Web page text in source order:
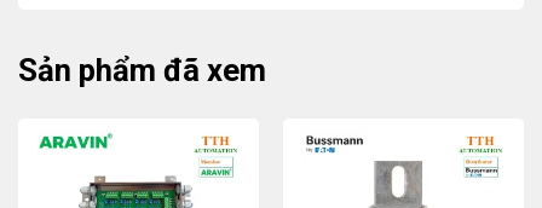
Sản phẩm đã xem